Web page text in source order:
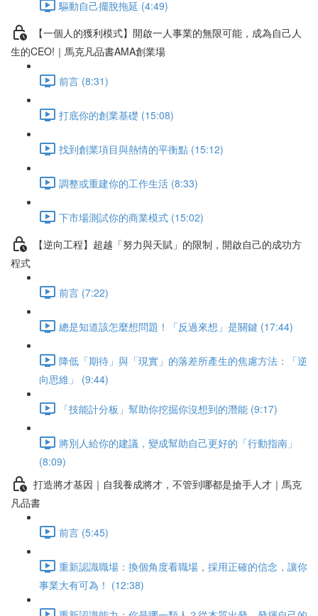
驅動自己擺脫拖延 (4:49)
【一個人的獲利模式】開啟一人事業的無限可能，成為自己人
生的CEO!｜馬克凡品書AMA創業場
前言 (8:31)
打底你的創業基礎 (15:08)
找到創業項目與熱情的平衡點 (15:12)
調整或重建你的工作生活 (8:33)
下市場測試你的商業模式 (15:02)
【逆向工程】超越「努力與天賦」的限制，開啟自己的成功方
程式
前言 (7:22)
總是知道該怎麼想問題！「反過來想」是關鍵 (17:44)
降低「期待」與「現實」的落差所產生的焦慮方法：「逆
向思維」 (9:44)
「技能計分板」幫助你挖掘你沒想到的潛能 (9:17)
將別人給你的建議，變成幫助自己更好的「行動指南」
(8:09)
打造將才基因｜自我養成將才，不管到哪都是搶手人才｜馬克
凡品書
前言 (5:45)
重新認識職場：換個角度看職場，採用正確的信念，讓你
事業大有可為！ (12:38)